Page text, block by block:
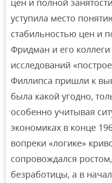
цен и полной
уступила место
стабильностью цен и
Фридман и его
исследований
Филлипса пришли к
была какой угодно,
особенно учитывая
экономиках в конце
вопреки «логике»
сопровождался
безработицы, а в